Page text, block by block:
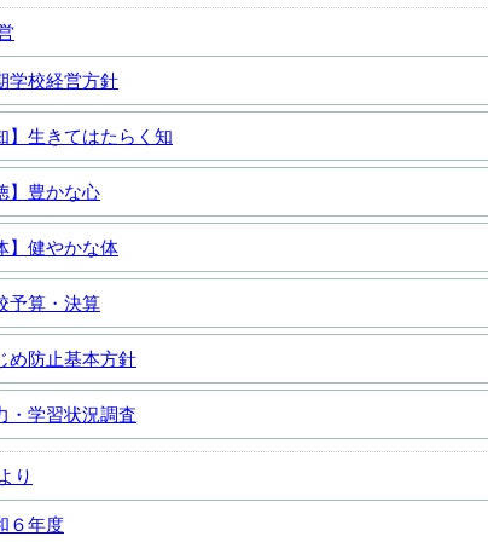
学校経営方針
】生きてはたらく知
】豊かな心
】健やかな体
予算・決算
め防止基本方針
・学習状況調査
り
６年度